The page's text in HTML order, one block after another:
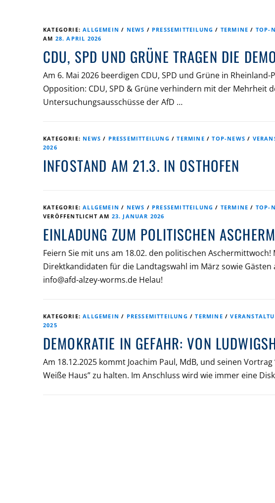
KATEGORIE:ALLGEMEIN / NEWS / PRESSEMITTEILUNG / TERMINE / TOP-
AM 28. APRIL 2026
CDU, SPD UND GRÜNE TRAGEN DIE
Am 6. Mai 2026 beerdigen CDU, SPD und Grüne in
Opposition: CDU, SPD & Grüne verhindern mit der Mehrheit
Untersuchungsausschüsse der AfD …
KATEGORIE: NEWS / PRESSEMITTEILUNG /TERMINE /TOP-NEWS /
2026
INFOSTAND AM 21.3. IN OSTHOFEN
KATEGORIE:ALLGEMEIN / NEWS / PRESSEMITTEILUNG / TERMINE / TOP-
VERÖFFENTLICHT AM 23. JANUAR 2026
EINLADUNG ZUM POLITISCHEN
Feiern Sie mit uns am 18.02. den politischen
Direktkandidaten für die Landtagswahl im März sowie
info@afd-alzey-worms.de Helau!
KATEGORIE:ALLGEMEIN / PRESSEMITTEILUNG /TERMINE /
2025
DEMOKRATIE IN GEFAHR: VON
Am 18.12.2025 kommt Joachim Paul, MdB, und seinen
Weiße Haus” zu halten. Im Anschluss wird wie immer eine